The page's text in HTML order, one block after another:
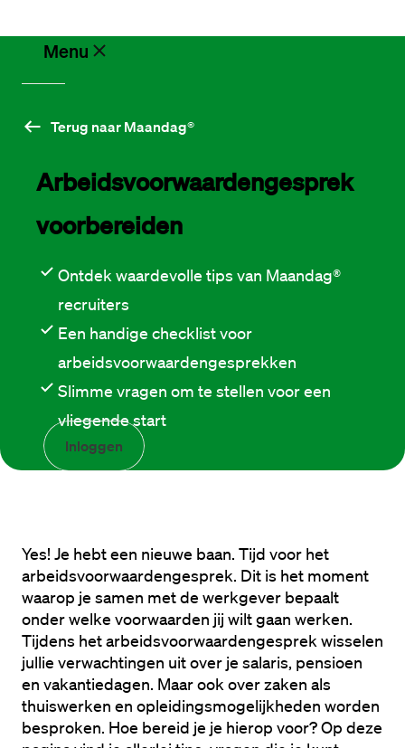
Menu
Werken
bij
Maandag®
Opdrachtgevers
Hulp
service
Inloggen
Terug naar Maandag®
Arbeidsvoorwaardengesprek
voorbereiden
Ontdek waardevolle tips van Maandag®
recruiters
Een handige checklist voor
arbeidsvoorwaardengesprekken
Slimme vragen om te stellen voor een
vliegende start
Yes! Je hebt een nieuwe baan. Tijd voor het
arbeidsvoorwaardengesprek. Dit is het moment
waarop je samen met de werkgever bepaalt
onder welke voorwaarden jij wilt gaan werken.
Tijdens het arbeidsvoorwaardengesprek wisselen
jullie verwachtingen uit over je salaris, pensioen
en vakantiedagen. Maar ook over zaken als
thuiswerken en opleidingsmogelijkheden worden
besproken. Hoe bereid je je hierop voor? Op deze